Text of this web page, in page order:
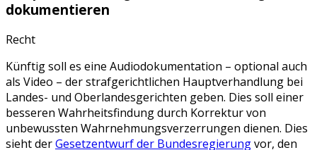
dokumentieren
Recht
Künftig soll es eine Audiodokumentation – optional auch
als Video – der strafgerichtlichen Hauptverhandlung bei
Landes- und Oberlandesgerichten geben. Dies soll einer
besseren Wahrheitsfindung durch Korrektur von
unbewussten Wahrnehmungsverzerrungen dienen. Dies
sieht derGesetzentwurf der Bundesregierungvor, den